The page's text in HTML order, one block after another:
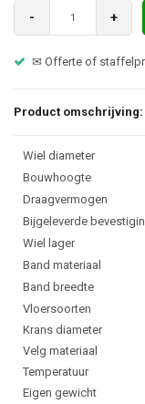
- +
✉ Offerte of
Product omschrijving:
Wiel diameter
Bouwhoogte
Draagvermogen
Bijgeleverde
Wiel lager
Band materiaal
Band breedte
Vloersoorten
Krans diameter
Velg materiaal
Temperatuur
Eigen gewicht